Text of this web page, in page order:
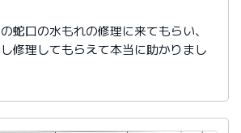
蛇口の水もれの修理に来てもらい、
修理してもらえて本当に助かりまし
お願いします。